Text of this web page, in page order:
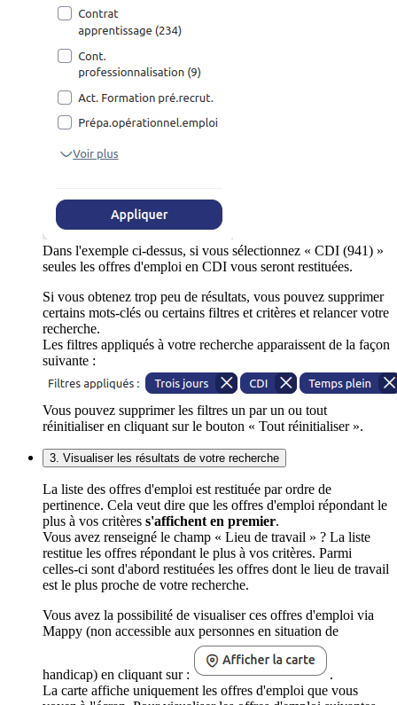
Dans l'exemple ci-dessus, si vous sélectionnez « CDI (941) »
seules les offres d'emploi en CDI vous seront restituées.
Si vous obtenez trop peu de résultats, vous pouvez supprimer
certains mots-clés ou certains filtres et critères et relancer votre
recherche.
Les filtres appliqués à votre recherche apparaissent de la façon
suivante :
Vous pouvez supprimer les filtres un par un ou tout
réinitialiser en cliquant sur le bouton « Tout réinitialiser ».
3. Visualiser les résultats de votre recherche
La liste des offres d'emploi est restituée par ordre de
pertinence. Cela veut dire que les offres d'emploi répondant le
plus à vos critères s'affichent en premier.
Vous avez renseigné le champ « Lieu de travail » ? La liste
restitue les offres répondant le plus à vos critères. Parmi
celles-ci sont d'abord restituées les offres dont le lieu de travail
est le plus proche de votre recherche.
Vous avez la possibilité de visualiser ces offres d'emploi via
Mappy (non accessible aux personnes en situation de
handicap) en cliquant sur :
.
La carte affiche uniquement les offres d'emploi que vous